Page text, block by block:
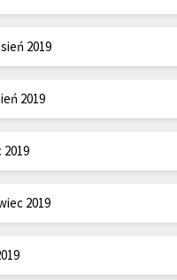
2019
2019
2019
2019